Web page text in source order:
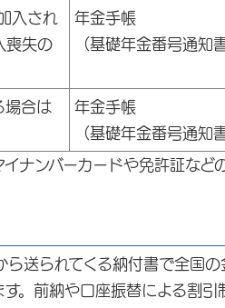
され
喪失の
年金手帳
（基礎年金番号通知書
場合は
年金手帳
（基礎年金番号通知書
ナンバーカードや免許証など
送られてくる納付書で全国
。前納や口座振替による割引